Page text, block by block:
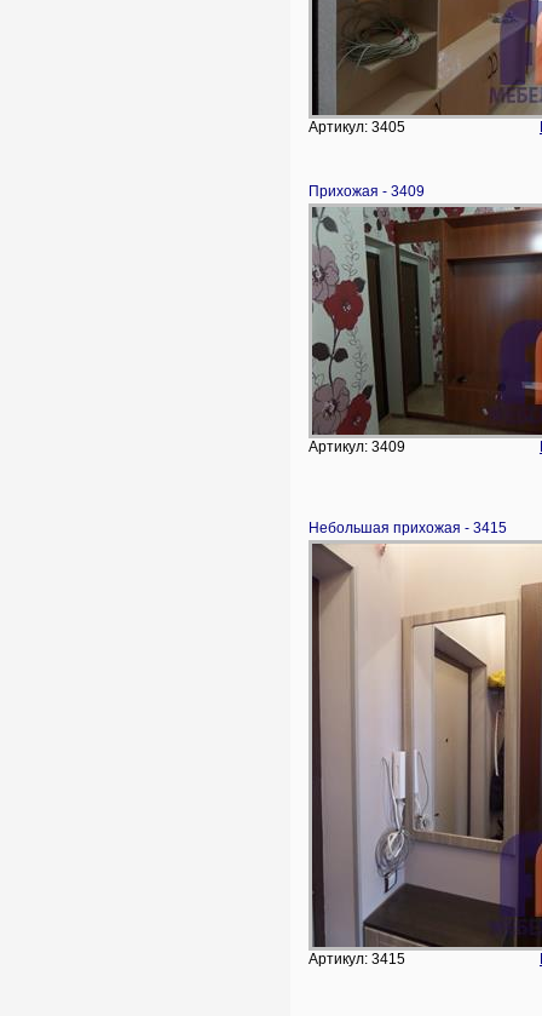
Артикул: 3405
Прихожая - 3409
Артикул: 3409
Небольшая прихожая - 3415
Артикул: 3415